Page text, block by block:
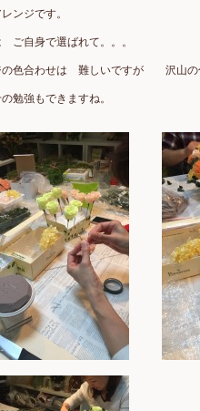
ンジです。
ご自身で選ばれて。。。
の色合わせは 難しいですが 沢山の
勉強もできますね。